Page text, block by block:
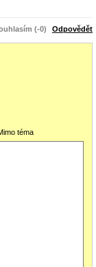
(-0) Odpovědět
téma